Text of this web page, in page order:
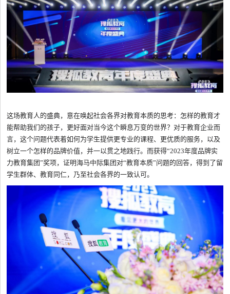
这场教育人的盛典，意在唤起社会各界对教育本质的思考：怎样的教育才
能帮助我们的孩子，更好面对当今这个瞬息万变的世界？对于教育企业而
言，这个问题代表着如何为学生提供更专业的课程、更优质的服务，以及
树立一个怎样的品牌价值，并一以贯之地践行。而获得“2023年度品牌实
力教育集团”奖项，证明海马中际集团对“教育本质”问题的回答，得到了留
学生群体、教育同仁，乃至社会各界的一致认可。